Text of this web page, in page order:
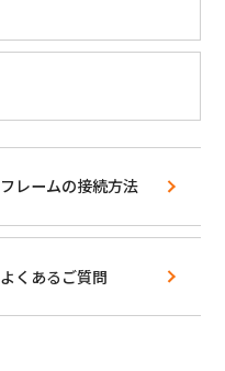
フレームの接続方法
よくあるご質問